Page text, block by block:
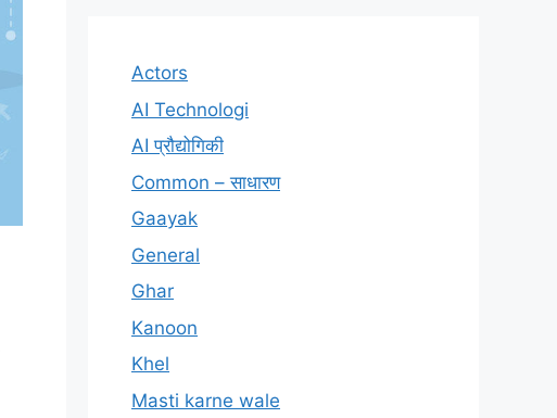
Actors
AI Technologi
AI प्रौद्योगिकी
Common – साधारण
Gaayak
General
Ghar
Kanoon
Khel
Masti karne wale